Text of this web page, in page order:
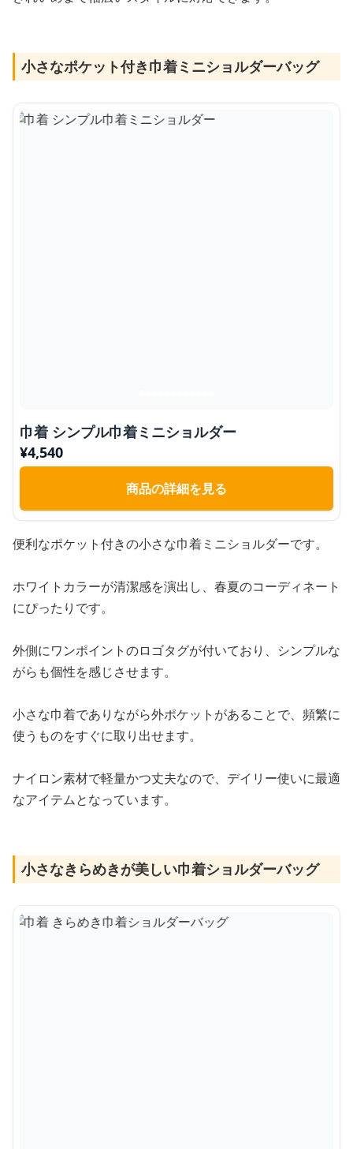
小さなポケット付き巾着ミニショルダーバッグ
巾着 シンプル巾着ミニショルダー
¥4,540
商品の詳細を見る
便利なポケット付きの小さな巾着ミニショルダーです。
ホワイトカラーが清潔感を演出し、春夏のコーディネート
にぴったりです。
外側にワンポイントのロゴタグが付いており、シンプルな
がらも個性を感じさせます。
小さな巾着でありながら外ポケットがあることで、頻繁に
使うものをすぐに取り出せます。
ナイロン素材で軽量かつ丈夫なので、デイリー使いに最適
なアイテムとなっています。
小さなきらめきが美しい巾着ショルダーバッグ